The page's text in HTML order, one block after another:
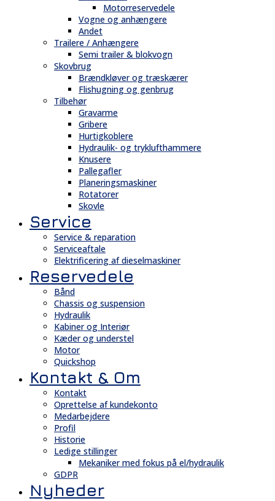
Motorreservedele
Vogne og anhængere
Andet
Trailere / Anhængere
Semi trailer & blokvogn
Skovbrug
Brændkløver og træskærer
Flishugning og genbrug
Tilbehør
Gravarme
Gribere
Hurtigkoblere
Hydraulik- og tryklufthammere
Knusere
Pallegafler
Planeringsmaskiner
Rotatorer
Skovle
Service
Service & reparation
Serviceaftale
Elektrificering af dieselmaskiner
Reservedele
Bånd
Chassis og suspension
Hydraulik
Kabiner og Interiør
Kæder og understel
Motor
Quickshop
Kontakt & Om
Kontakt
Oprettelse af kundekonto
Medarbejdere
Profil
Historie
Ledige stillinger
Mekaniker med fokus på el/hydraulik
GDPR
Nyheder